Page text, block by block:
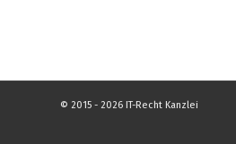
© 2015 - 2026 IT-Recht Kanzlei